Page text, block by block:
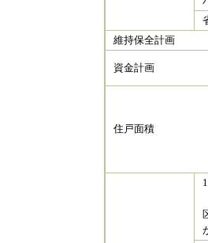
維持保全計画
資金計画
住戸面積